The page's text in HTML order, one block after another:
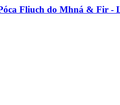
Fliuch do Mhná & Fir -